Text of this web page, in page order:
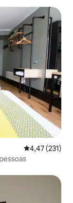
4,47 de uma
4,47 (231)